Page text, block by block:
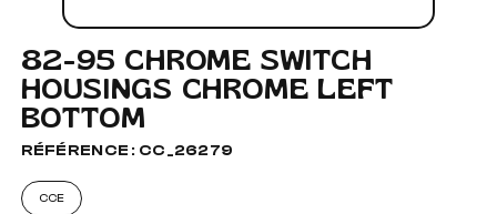
82-95 CHROME SWITCH
HOUSINGS CHROME LEFT
BOTTOM
RÉFÉRENCE : CC_26279
CCE